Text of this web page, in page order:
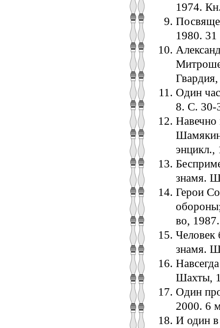
1974.
1980.
Один
8. С. 30-
Навечно
энцикл.,
знамя.
Геpои
во,
Человек
знамя.
Шахты,
Один
2000. 6
И один